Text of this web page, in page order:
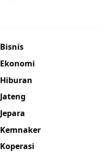
Bisnis
Ekonomi
Hiburan
Jateng
Jepara
Kemnaker
Koperasi